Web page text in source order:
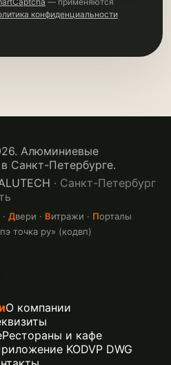
конфиденциальности
. Алюминиевые
Санкт-Петербурге.
· Санкт-Петербург
Двери · Витражи · Порталы
точка ру» (кодвп)
О компании
Рестораны и кафе
KODVP DWG